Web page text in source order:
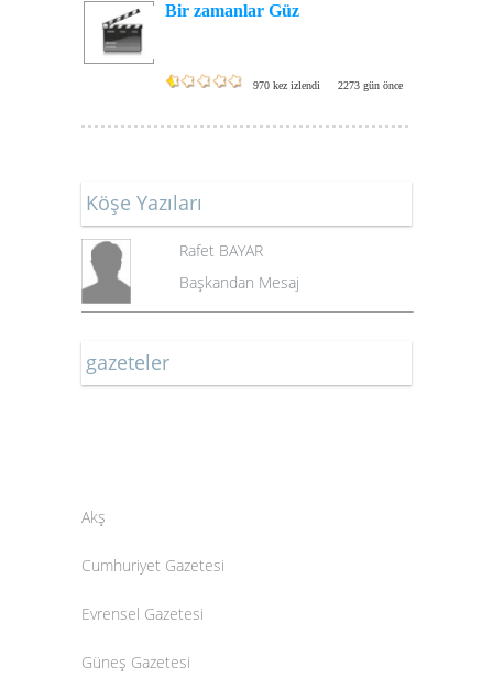
Bir zamanlar Güz
970 kez izlendi 2273 gün önce
Köşe Yazıları
Rafet BAYAR
Başkandan Mesaj
gazeteler
Akş
Cumhuriyet Gazetesi
Evrensel Gazetesi
Güneş Gazetesi